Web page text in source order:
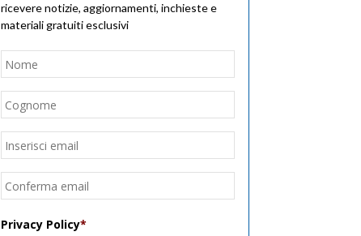
ricevere notizie, aggiornamenti, inchieste e
materiali gratuiti esclusivi
Nome
Email
Privacy Policy*